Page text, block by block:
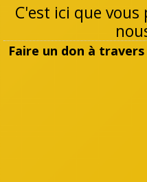
C'est ici que
Faire un don à